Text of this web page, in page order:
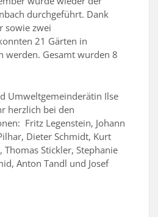
durchgeführt. Dank
sowie zwei
21 Gärten in
werden. Gesamt wurden 8
Umweltgemeinderätin Ilse
herzlich bei den
Fritz Legenstein, Johann
Dieter Schmidt, Kurt
Thomas Stickler, Stephanie
Anton Tandl und Josef